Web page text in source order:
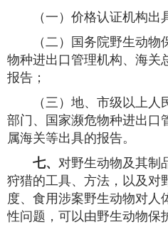
（一）价格认证机构出
（二）国务院野生动物
物种进出口管理机构、海关
报告；
（三）地、市级以上人
部门、国家濒危物种进出口
属海关等出具的报告。
七、 对野生动物及其制
狩猎的工具、方法，以及对
度、食用涉案野生动物对人
性问题，可以由野生动物保